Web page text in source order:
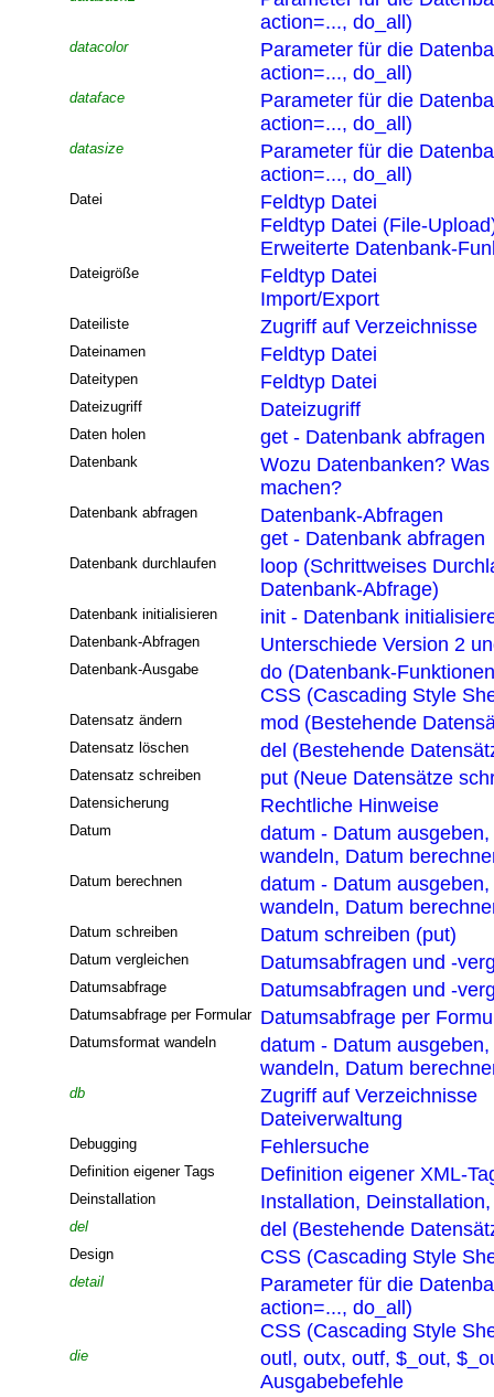
action=..., do_all)
datacolor
Parameter für die
action=..., do_all)
dataface
Parameter für die
action=..., do_all)
datasize
Parameter für die
action=..., do_all)
Datei
Feldtyp Datei
Feldtyp Datei (File-
Erweiterte Datenbank-
Dateigröße
Feldtyp Datei
Import/Export
Dateiliste Zugriff auf Verzeichnisse
Dateinamen Feldtyp Datei
Dateitypen Feldtyp Datei
Dateizugriff Dateizugriff
Daten holen get - Datenbank abfragen
Datenbank
Wozu Datenbanken?
machen?
Datenbank abfragen
Datenbank-Abfragen
get - Datenbank abfragen
Datenbank durchlaufen
loop (Schrittweises
Datenbank-Abfrage)
Datenbank initialisieren init - Datenbank
Datenbank-Abfragen Unterschiede Version 2
Datenbank-Ausgabe
do (Datenbank-
CSS (Cascading Style
Datensatz ändern mod (Bestehende
Datensatz löschen del (Bestehende
Datensatz schreiben put (Neue Datensätze
Datensicherung Rechtliche Hinweise
Datum
datum - Datum
wandeln, Datum
Datum berechnen
datum - Datum
wandeln, Datum
Datum schreiben Datum schreiben (put)
Datum vergleichen Datumsabfragen und -
Datumsabfrage Datumsabfragen und -
Datumsabfrage per Formular Datumsabfrage per
Datumsformat wandeln
datum - Datum
wandeln, Datum
db
Zugriff auf Verzeichnisse
Dateiverwaltung
Debugging Fehlersuche
Definition eigener Tags Definition eigener XML-
Deinstallation Installation,
del del (Bestehende
Design CSS (Cascading Style
detail
Parameter für die
action=..., do_all)
CSS (Cascading Style
die
outl, outx, outf, $_out,
Ausgabebefehle